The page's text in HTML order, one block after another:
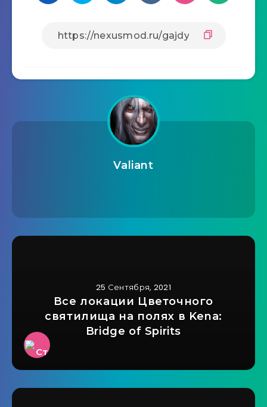
Valiant
25 Сентября, 2021
Все локации Цветочного
святилища на полях в Kena:
Bridge of Spirits